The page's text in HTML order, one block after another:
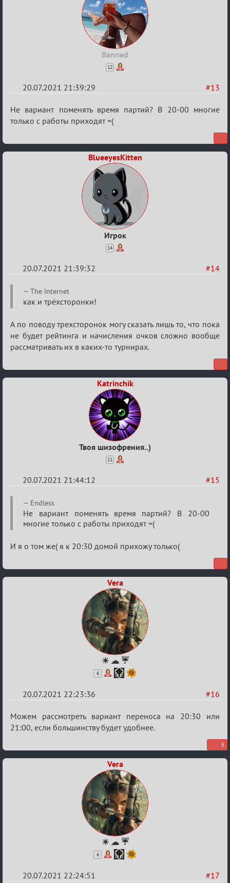
Banned
12
#13
20.07.2021 21:39:29
Re:
Обуждение
Не вариант поменять время партий? В 20-00 многие
только с работы приходят =(
BlueeyesKitten
Игрок
14
#14
20.07.2021 21:39:32
Re:
Обуждение
The Internet
как и трёхсторонки!
А по поводу трехсторонок могу сказать лишь то, что пока
не будет рейтинга и начисления очков сложно вообще
рассматривать их в каких-то турнирах.
Katrinchik
Твоя шизофрения..)
11
#15
20.07.2021 21:44:12
Re:
Обуждение
«Universal»
Endless
Не вариант поменять время партий? В 20-00
многие только с работы приходят =(
И я о том же( я к 20:30 домой прихожу только(
Vera
☀ ☁ ☔
6
#16
20.07.2021 22:23:36
Re:
Обуждение
Можем рассмотреть вариант переноса на 20:30 или
21:00, если большинству будет удобнее.
3
Vera
☀ ☁ ☔
6
#17
20.07.2021 22:24:51